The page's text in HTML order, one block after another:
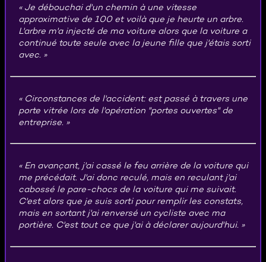
Je débouchai d'un chemin à une vitesse
approximative de 100 et voilà que je heurte un arbre.
L'arbre m'a injecté de ma voiture alors que la voiture a
continué toute seule avec la jeune fille que j'étais sorti
avec.
Circonstances de l'accident: est passé à travers une
porte vitrée lors de l'opération "portes ouvertes" de
entreprise.
En avançant, j'ai cassé le feu arrière de la voiture qui
me précédait. J'ai donc reculé, mais en reculant j'ai
cabossé le pare-chocs de la voiture qui me suivait.
C'est alors que je suis sorti pour remplir les constats,
mais en sortant j'ai renversé un cycliste avec ma
portière. C'est tout ce que j'ai à déclarer aujourd'hui.